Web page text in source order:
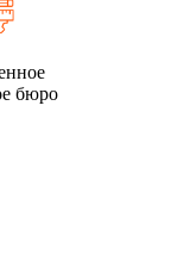
бюро